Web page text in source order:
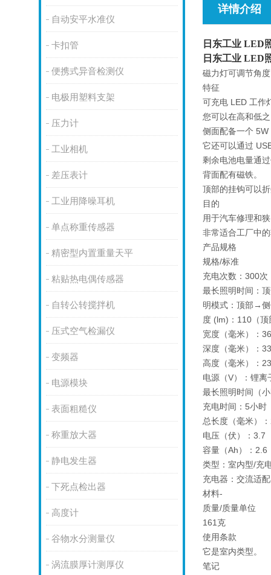
自动安平水准仪
卡扣管
便携式异音检测仪
电极用塑料支架
压力计
工业相机
差压表计
工业用降噪耳机
单点称重传感器
精密型内置重量天平
粘贴热电偶传感器
自转公转搅拌机
压式空气检漏仪
变频器
电源模块
表面粗糙仪
称重放大器
静电发生器
下死点检出器
高度计
谷物水分测量仪
涡流膜厚计测厚仪
详情介绍
日东工业 LED
日东工业 LED
磁力灯可调节角度
特征
可充电 LED 工作
您可以在高和低
侧面配备一个
它还可以通过
剩余电池电量通
背面配有磁铁。
顶部的挂钩可以
目的
用于汽车修理和
非常适合工厂中
产品规格
规格/标准
充电次数：300次
最长照明时间：
明模式：顶部→
度 (lm)：110（
宽度（毫米）：36
深度（毫米）：33
高度（毫米）：
电源（V）：锂离
最长照明时间（
充电时间：5小时
总长度（毫米）
电压（伏）：3.7
容量（Ah）：2.6
类型：室内型/充
充电器：交流适
材料-
质量/质量单位
161克
使用条款
它是室内类型。
笔记